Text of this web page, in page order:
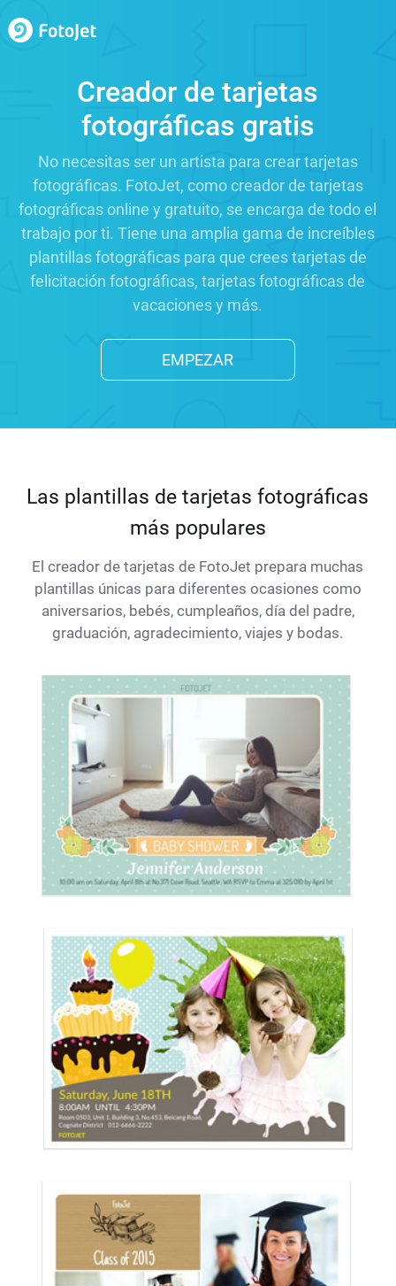
Creador de tarjetas
fotográficas gratis
No necesitas ser un artista para crear tarjetas
fotográficas. FotoJet, como creador de tarjetas
fotográficas online y gratuito, se encarga de todo el
trabajo por ti. Tiene una amplia gama de increíbles
plantillas fotográficas para que crees tarjetas de
felicitación fotográficas, tarjetas fotográficas de
vacaciones y más.
EMPEZAR
Las plantillas de tarjetas fotográficas
más populares
El creador de tarjetas de FotoJet prepara muchas
plantillas únicas para diferentes ocasiones como
aniversarios, bebés, cumpleaños, día del padre,
graduación, agradecimiento, viajes y bodas.